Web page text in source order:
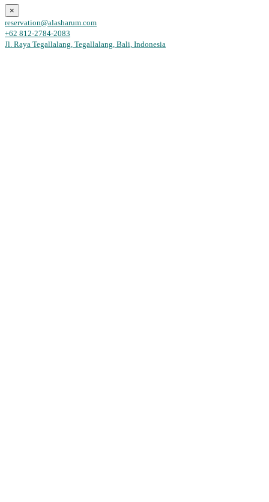
×
reservation@alasharum.com
+62 812-2784-2083
Jl. Raya Tegallalang, Tegallalang, Bali, Indonesia